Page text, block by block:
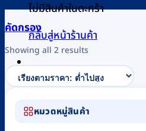
ไม่มีสินค้าในตะกร้า
กลับสู่หน้าร้านค้า
0
คัดกรอง
Showing all 2 results
price:
low
high
หมวดหมู่สินค้า